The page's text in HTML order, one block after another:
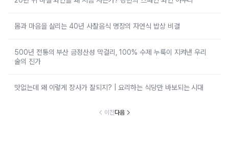
몸과 마음을 살리는 40년 사찰음식 명장의 자연식 밥상 비결
500년 전통의 부산 금정산성 막걸리, 100% 수제 누룩이 지켜낸 우리
술의 진가
맛없는데 왜 이렇게 장사가 잘되지? | 요리하는 식당만 바보되는 시대
이전다음